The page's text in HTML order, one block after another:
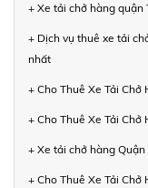
+ Xe tải chở hàng quận
+ Dịch vụ thuê xe tải
nhất
+ Cho Thuê Xe Tải Chở
+ Cho Thuê Xe Tải Chở
+ Xe tải chở hàng
+ Cho Thuê Xe Tải Chở